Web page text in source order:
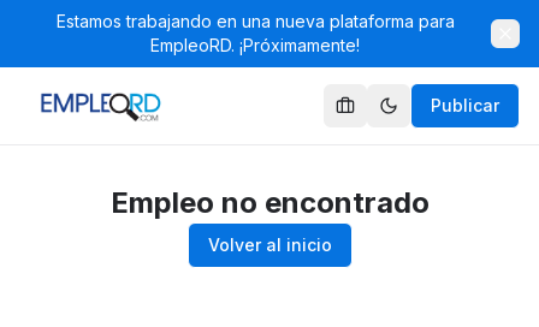
Estamos trabajando en una nueva plataforma para
EmpleoRD. ¡Próximamente!
Publicar
Empleo no encontrado
Volver al inicio